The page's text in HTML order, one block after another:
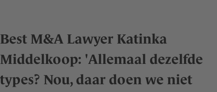
Best M&A Lawyer Katinka
Middelkoop: 'Allemaal dezelfde
types? Nou, daar doen we niet